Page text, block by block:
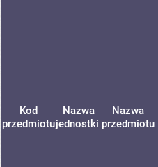
Kod
przedmiotu
Nazwa
jednostki
Nazwa
przedmiotu